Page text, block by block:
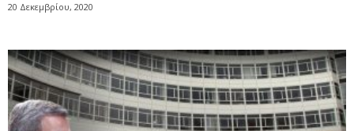
20 Δεκεμβρίου, 2020